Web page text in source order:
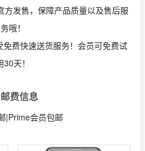
方发售，保障产品质量以及售后服
务哦！
免费快速送货服务！会员可免费试
30天！
费信息
|Prime会员包邮